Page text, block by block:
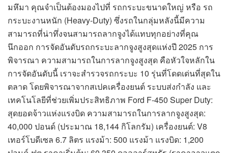
มหึมา คุณจำเป็นต้องมองไปที่ รถกระบะขนาดใหญ่ หรือ รถ
กระบะงานหนัก (Heavy-Duty) ซึ่งรถในกลุ่มหลังนี้มีความ
สามารถที่น่าทึ่งจนสามารถลากจูงได้แทบทุกอย่างที่คุณ
นึกออก การจัดอันดับรถกระบะลากจูงสูงสุดแห่งปี 2025 การ
พิจารณา ความสามารถในการลากจูงสูงสุด คือหัวใจหลักใน
การจัดอันดับนี้ เราจะสำรวจรถกระบะ 10 รุ่นที่โดดเด่นที่สุดใน
ตลาด โดยพิจารณาจากสเปคเครื่องยนต์ ระบบส่งกำลัง และ
เทคโนโลยีที่ช่วยเพิ่มประสิทธิภาพ Ford F-450 Super Duty:
สุดยอดจ้าวแห่งแรงบิด ความสามารถในการลากจูงสูงสุด:
40,000 ปอนด์ (ประมาณ 18,144 กิโลกรัม) เครื่องยนต์: V8
เทอร์โบดีเซล 6.7 ลิตร แรงม้า: 500 แรงม้า แรงบิด: 1,200